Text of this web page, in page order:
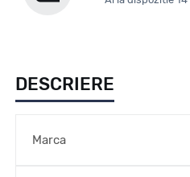
DESCRIERE
Marca